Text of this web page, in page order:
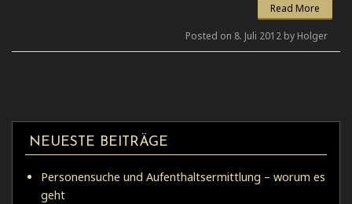
Read More
Posted on 8. Juli 2012 by Holger
NEUESTE BEITRÄGE
Personensuche und Aufenthaltsermittlung – worum es
geht